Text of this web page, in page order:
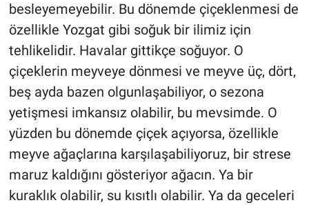
besleyemeyebilir. Bu dönemde çiçeklenmesi de
özellikle Yozgat gibi soğuk bir ilimiz için
tehlikelidir. Havalar gittikçe soğuyor. O
çiçeklerin meyveye dönmesi ve meyve üç, dört,
beş ayda bazen olgunlaşabiliyor, o sezona
yetişmesi imkansız olabilir, bu mevsimde. O
yüzden bu dönemde çiçek açıyorsa, özellikle
meyve ağaçlarına karşılaşabiliyoruz, bir strese
maruz kaldığını gösteriyor ağacın. Ya bir
kuraklık olabilir, su kısıtlı olabilir. Ya da geceleri
Türkiye'nin Gündemi
Yerel Gündem
Yerel Yaşam
Canlı Yayın